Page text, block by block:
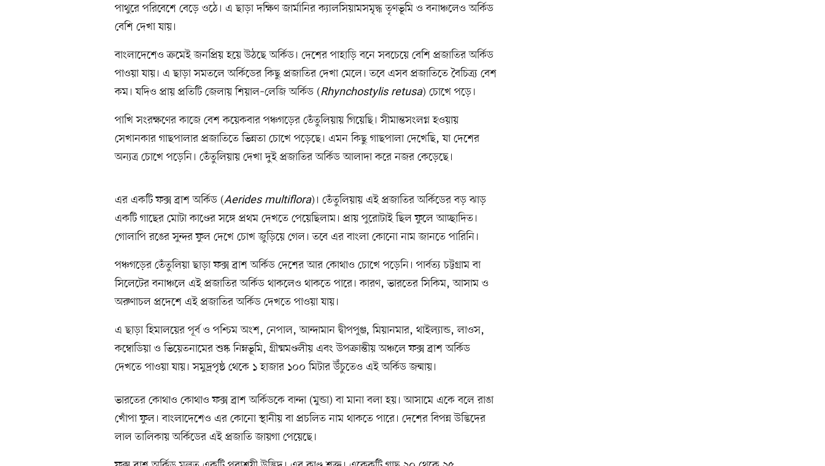
পাথুরে পরিবেশে বেড়ে ওঠে। এ ছাড়া দক্ষিণ জার্মানির ক্যালসিয়ামসমৃদ্ধ তৃণভূমি ও বনাঞ্চলেও অর্কিড
বেশি দেখা যায়।
বাংলাদেশেও ক্রমেই জনপ্রিয় হয়ে উঠছে অর্কিড। দেশের পাহাড়ি বনে সবচেয়ে বেশি প্রজাতির অর্কিড
পাওয়া যায়। এ ছাড়া সমতলে অর্কিডের কিছু প্রজাতির দেখা মেলে। তবে এসব প্রজাতিতে বৈচিত্র্য বেশ
কম। যদিও প্রায় প্রতিটি জেলায় শিয়াল–লেজি অর্কিড (Rhynchostylis retusa) চোখে পড়ে।
পাখি সংরক্ষণের কাজে বেশ কয়েকবার পঞ্চগড়ের তেঁতুলিয়ায় গিয়েছি। সীমান্তসংলগ্ন হওয়ায়
সেখানকার গাছপালার প্রজাতিতে ভিন্নতা চোখে পড়েছে। এমন কিছু গাছপালা দেখেছি, যা দেশের
অন্যত্র চোখে পড়েনি। তেঁতুলিয়ায় দেখা দুই প্রজাতির অর্কিড আলাদা করে নজর কেড়েছে।
এর একটি ফক্স ব্রাশ অর্কিড (Aerides multiflora)। তেঁতুলিয়ায় এই প্রজাতির অর্কিডের বড় ঝাড়
একটি গাছের মোটা কাণ্ডের সঙ্গে প্রথম দেখতে পেয়েছিলাম। প্রায় পুরোটাই ছিল ফুলে আচ্ছাদিত।
গোলাপি রঙের সুন্দর ফুল দেখে চোখ জুড়িয়ে গেল। তবে এর বাংলা কোনো নাম জানতে পারিনি।
পঞ্চগড়ের তেঁতুলিয়া ছাড়া ফক্স ব্রাশ অর্কিড দেশের আর কোথাও চোখে পড়েনি। পার্বত্য চট্টগ্রাম বা
সিলেটের বনাঞ্চলে এই প্রজাতির অর্কিড থাকলেও থাকতে পারে। কারণ, ভারতের সিকিম, আসাম ও
অরুণাচল প্রদেশে এই প্রজাতির অর্কিড দেখতে পাওয়া যায়।
এ ছাড়া হিমালয়ের পূর্ব ও পশ্চিম অংশ, নেপাল, আন্দামান দ্বীপপুঞ্জ, মিয়ানমার, থাইল্যান্ড, লাওস,
কম্বোডিয়া ও ভিয়েতনামের শুষ্ক নিম্নভূমি, গ্রীষ্মমণ্ডলীয় এবং উপক্রান্তীয় অঞ্চলে ফক্স ব্রাশ অর্কিড
দেখতে পাওয়া যায়। সমুদ্রপৃষ্ঠ থেকে ১ হাজার ১০০ মিটার উঁচুতেও এই অর্কিড জন্মায়।
ভারতের কোথাও কোথাও ফক্স ব্রাশ অর্কিডকে বান্দা (মুন্ডা) বা মানা বলা হয়। আসামে একে বলে রাঙা
খোঁপা ফুল। বাংলাদেশেও এর কোনো স্থানীয় বা প্রচলিত নাম থাকতে পারে। দেশের বিপন্ন উদ্ভিদের
লাল তালিকায় অর্কিডের এই প্রজাতি জায়গা পেয়েছে।